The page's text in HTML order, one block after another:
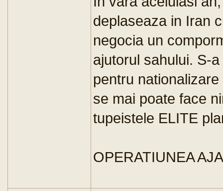
deplaseaza in Iran
negocia un
ajutorul sahului. S-
pentru
se mai poate face
tupeistele ELITE
OPERATIUNEA